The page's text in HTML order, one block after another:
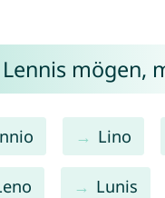
mögen,
Lino
Lunis